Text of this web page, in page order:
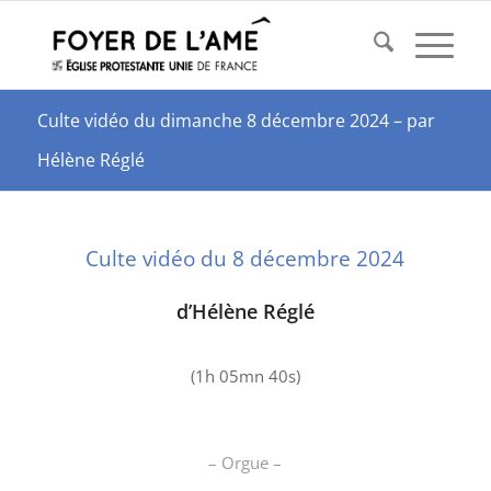
Culte vidéo du dimanche 8 décembre 2024 – par
Hélène Réglé
Culte vidéo du 8 décembre 2024
d’Hélène Réglé
(1h 05mn 40s)
– Orgue –